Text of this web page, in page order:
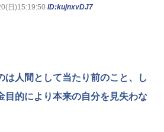
日)15:19:50 ID:kujnxvDJ7
は人間として当たり前のこと、し
目的により本来の自分を見失わな